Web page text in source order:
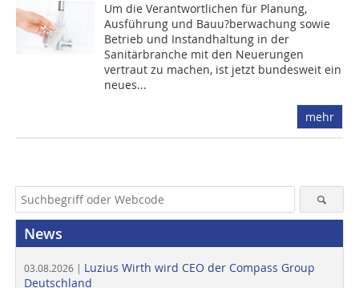
Um die Verantwortlichen für Planung,
Ausführung und Bauu?berwachung sowie
Betrieb und Instandhaltung in der
Sanitärbranche mit den Neuerungen
vertraut zu machen, ist jetzt bundesweit ein
neues...
mehr
News
03.08.2026 | Luzius Wirth wird CEO der Compass Group
Deutschland